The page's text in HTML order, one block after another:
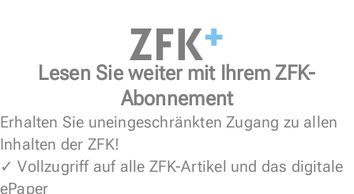
Lesen Sie weiter mit Ihrem ZFK-
Abonnement
Erhalten Sie uneingeschränkten Zugang zu allen
Inhalten der ZFK!
✓ Vollzugriff auf alle ZFK-Artikel und das digitale
ePaper